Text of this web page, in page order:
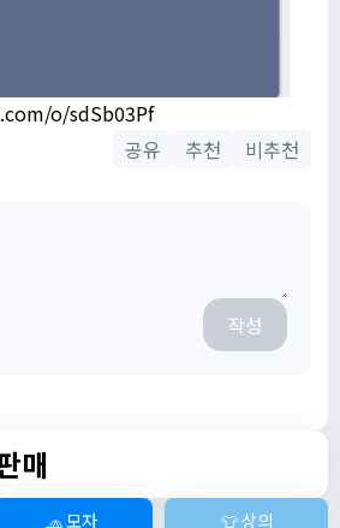
o/sdSb03Pf
공유 추천 비추천
작성
매
🧢 모자 👕 상의